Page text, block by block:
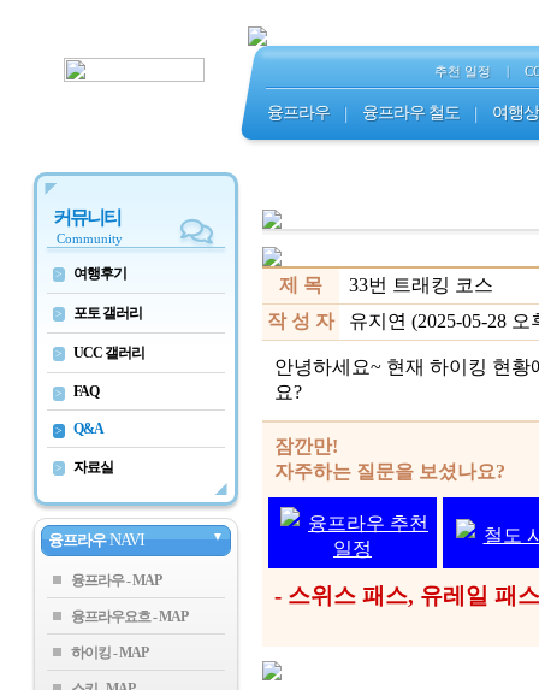
추천 일정 |
융프라우 | 융프라우 철도 | 여행
커뮤니티
Community
> 여행후기
> 포토 갤러리
> UCC 갤러리
> FAQ
> Q&A
> 자료실
융프라우 NAVI ▼
융프라우
융프라우요흐
하이킹
제 목
33번 트래킹 코스
작 성 자
유지연 (2025-05-28 오
안녕하세요~ 현재 하이킹 현
요?
잠깐만!
자주하는 질문을 보셨나요?
융프라우 추천
일정
철도
- 스위스 패스, 유레일 패